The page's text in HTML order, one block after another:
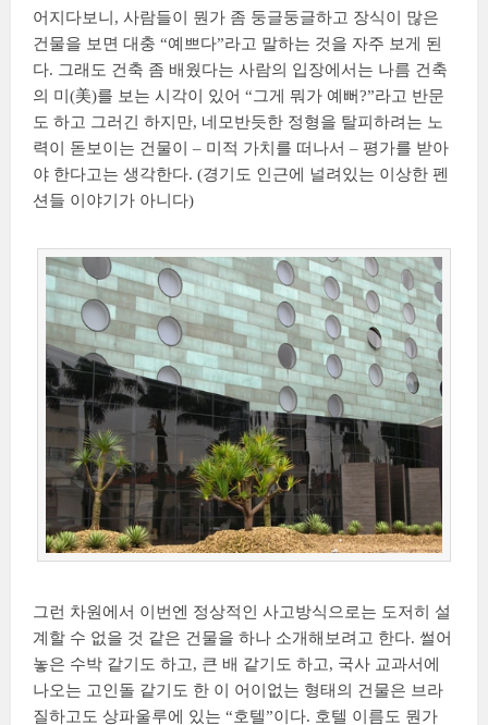
어지다보니, 사람들이 뭔가 좀 둥글둥글하고 장식이 많은
건물을 보면 대충 “예쁘다”라고 말하는 것을 자주 보게 된
다. 그래도 건축 좀 배웠다는 사람의 입장에서는 나름 건축
의 미(美)를 보는 시각이 있어 “그게 뭐가 예뻐?”라고 반문
도 하고 그러긴 하지만, 네모반듯한 정형을 탈피하려는 노
력이 돋보이는 건물이 – 미적 가치를 떠나서 – 평가를 받아
야 한다고는 생각한다. (경기도 인근에 널려있는 이상한 펜
션들 이야기가 아니다)
그런 차원에서 이번엔 정상적인 사고방식으로는 도저히 설
계할 수 없을 것 같은 건물을 하나 소개해보려고 한다. 썰어
놓은 수박 같기도 하고, 큰 배 같기도 하고, 국사 교과서에
나오는 고인돌 같기도 한 이 어이없는 형태의 건물은 브라
질하고도 상파울루에 있는 “호텔”이다. 호텔 이름도 뭔가